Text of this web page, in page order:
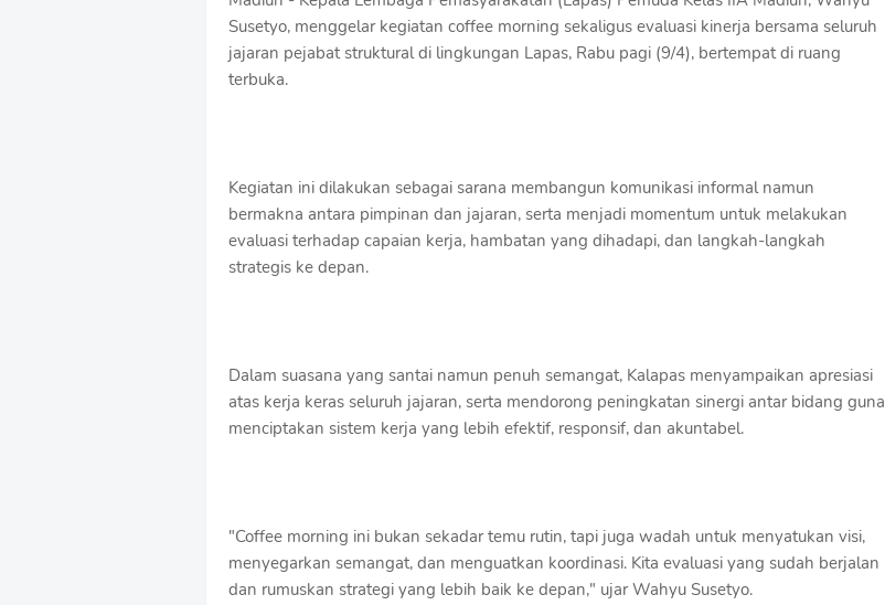
Susetyo, menggelar kegiatan coffee morning sekaligus evaluasi kinerja bersama seluruh
jajaran pejabat struktural di lingkungan Lapas, Rabu pagi (9/4), bertempat di ruang
terbuka.
Kegiatan ini dilakukan sebagai sarana membangun komunikasi informal namun
bermakna antara pimpinan dan jajaran, serta menjadi momentum untuk melakukan
evaluasi terhadap capaian kerja, hambatan yang dihadapi, dan langkah-langkah
strategis ke depan.
Dalam suasana yang santai namun penuh semangat, Kalapas menyampaikan apresiasi
atas kerja keras seluruh jajaran, serta mendorong peningkatan sinergi antar bidang guna
menciptakan sistem kerja yang lebih efektif, responsif, dan akuntabel.
"Coffee morning ini bukan sekadar temu rutin, tapi juga wadah untuk menyatukan visi,
menyegarkan semangat, dan menguatkan koordinasi. Kita evaluasi yang sudah berjalan
dan rumuskan strategi yang lebih baik ke depan," ujar Wahyu Susetyo.
o
f
f
T
a
t
s